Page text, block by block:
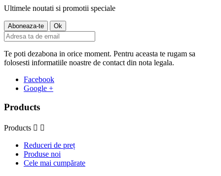
Ultimele noutati si promotii speciale
Te poti dezabona in orice moment. Pentru aceasta te rugam sa
folosesti informatiile noastre de contact din nota legala.
Facebook
Google +
Products
Products  
Reduceri de preț
Produse noi
Cele mai cumpărate